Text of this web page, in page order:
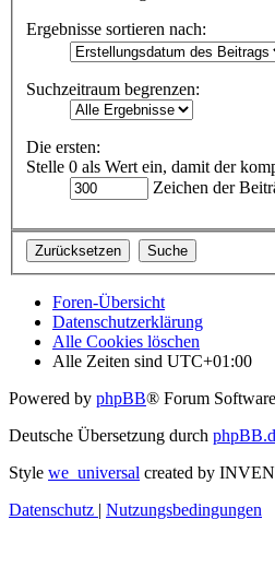
Ergebnisse sortieren nach:
Suchzeitraum begrenzen:
Die ersten:
Stelle 0 als Wert ein, damit der
Zeichen der
Foren-Übersicht
Datenschutzerklärung
Alle Cookies löschen
Alle Zeiten sind UTC+01:00
Powered by phpBB® Forum
Deutsche Übersetzung durch
Style we_universal created by
Datenschutz | Nutzungsbedingungen